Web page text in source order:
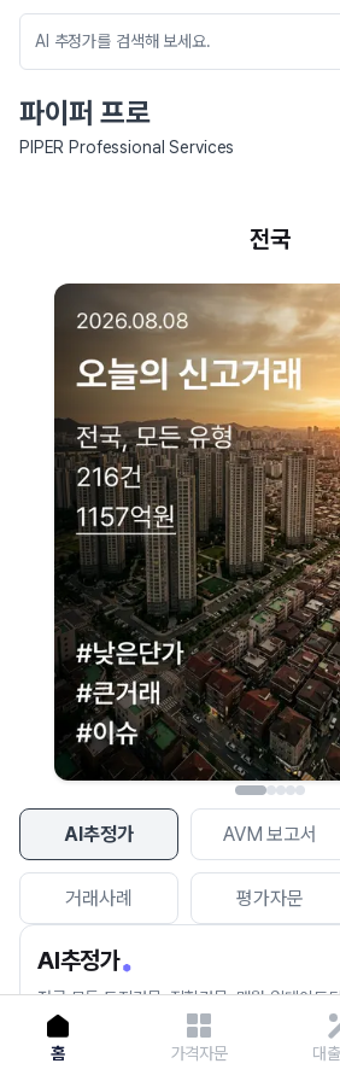
파이퍼 프로
PIPER Professional Services
AI추정가 AVM 보고서
거래사례 평가자문
AI추정가
전국 모든 토지건물, 집합건물, 매월 업데이트
세요.
네이버 지도 연결
현재 네이버 지도 연결이 원활하지 않아 지
이용에 불편을 드려 죄송
다시 시도
홈 가격자문 대